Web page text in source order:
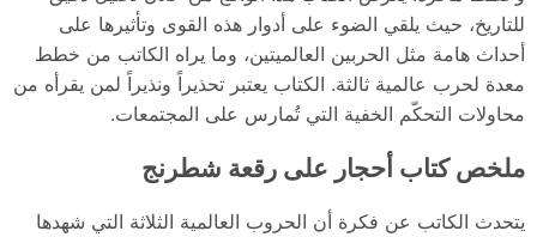
للتاريخ، حيث يلقي الضوء على أدوار هذه القوى وتأثيرها على
أحداث هامة مثل الحربين العالميتين، وما يراه الكاتب من خطط
معدة لحرب عالمية ثالثة. الكتاب يعتبر تحذيراً ونذيراً لمن يقرأه من
محاولات التحكّم الخفية التي تُمارس على المجتمعات.
ملخص كتاب أحجار على رقعة شطرنج
يتحدث الكاتب عن فكرة أن الحروب العالمية الثلاثة التي شهدها